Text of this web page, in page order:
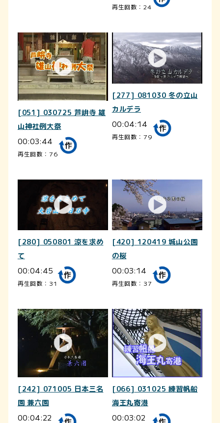
再生回数：24
[051] 030725 芦峅寺 雄
山神社例大祭
00:03:44
再生回数：76
[277] 081030 冬の立山
カルデラ
00:04:14
再生回数：79
[280] 050801 涼を求め
て
00:04:45
再生回数：31
[420] 120419 城山公園
の桜
00:03:14
再生回数：37
[242] 071005 日本三名
園 兼六園
00:04:22
[066] 031025 練習帆船
海王丸寄港
00:03:02